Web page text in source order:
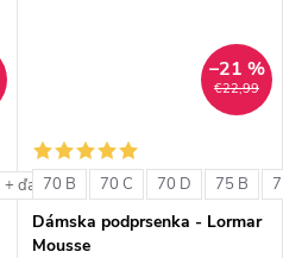
+ ďalšie
€22,99
–21 %
70 B 70 C 70 D 75 B
Dámska podprsenka - Lormar
Mousse